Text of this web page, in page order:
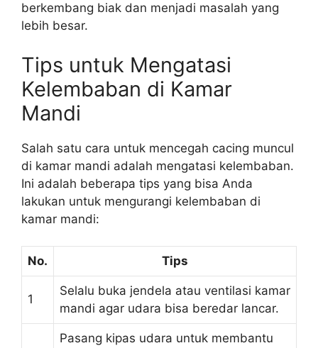
berkembang biak dan menjadi masalah yang
lebih besar.
Tips untuk Mengatasi
Kelembaban di Kamar
Mandi
Salah satu cara untuk mencegah cacing muncul
di kamar mandi adalah mengatasi kelembaban.
Ini adalah beberapa tips yang bisa Anda
lakukan untuk mengurangi kelembaban di
kamar mandi:
No. Tips
1
Selalu buka jendela atau ventilasi kamar
mandi agar udara bisa beredar lancar.
Pasang kipas udara untuk membantu